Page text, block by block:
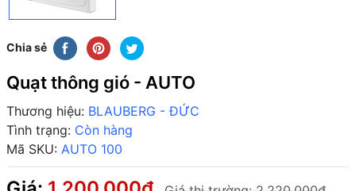
Chia sẻ
Quạt thông gió - AUTO
Thương hiệu: BLAUBERG - ĐỨC
Tình trạng: Còn hàng
Mã SKU: AUTO 100